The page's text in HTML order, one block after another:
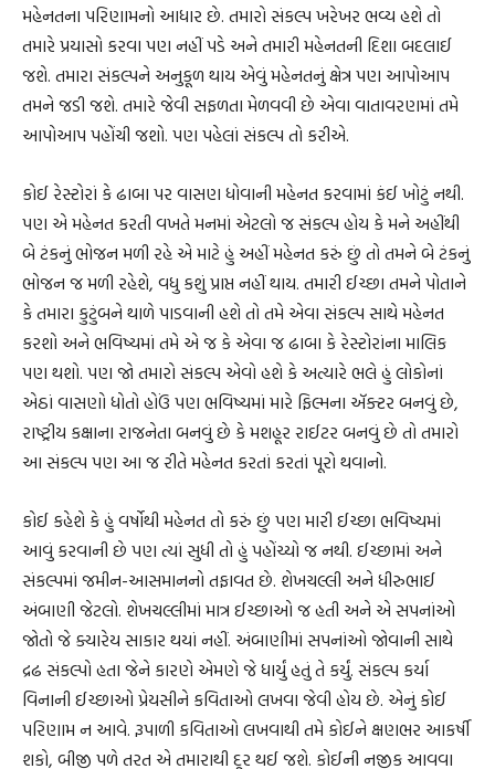
મહેનતના પરિણામનો આધાર છે. તમારો સંકલ્પ ખરેખર ભવ્ય હશે તો
તમારે પ્રયાસો કરવા પણ નહીં પડે અને તમારી મહેનતની દિશા બદલાઈ
જશે. તમારા સંકલ્પને અનુકૂળ થાય એવું મહેનતનું ક્ષેત્ર પણ આપોઆપ
તમને જડી જશે. તમારે જેવી સફળતા મેળવવી છે એવા વાતાવરણમાં તમે
આપોઆપ પહોંચી જશો. પણ પહેલાં સંકલ્પ તો કરીએ.
કોઈ રેસ્ટોરાં કે ઢાબા પર વાસણ ધોવાની મહેનત કરવામાં કંઈ ખોટું નથી.
પણ એ મહેનત કરતી વખતે મનમાં એટલો જ સંકલ્પ હોય કે મને અહીંથી
બે ટંકનું ભોજન મળી રહે એ માટે હું અહીં મહેનત કરું છું તો તમને બે ટંકનું
ભોજન જ મળી રહેશે, વધુ કશું પ્રાપ્ત નહીં થાય. તમારી ઈચ્છા તમને પોતાને
કે તમારા કુટુંબને થાળે પાડવાની હશે તો તમે એવા સંકલ્પ સાથે મહેનત
કરશો અને ભવિષ્યમાં તમે એ જ કે એવા જ ઢાબા કે રેસ્ટોરાંના માલિક
પણ થશો. પણ જો તમારો સંકલ્પ એવો હશે કે અત્યારે ભલે હું લોકોનાં
એઠાં વાસણો ધોતો હોઉં પણ ભવિષ્યમાં મારે ફિલ્મના ઍક્ટર બનવું છે,
રાષ્ટ્રીય કક્ષાના રાજનેતા બનવું છે કે મશહૂર રાઈટર બનવું છે તો તમારો
આ સંકલ્પ પણ આ જ રીતે મહેનત કરતાં કરતાં પૂરો થવાનો.
કોઈ કહેશે કે હું વર્ષોથી મહેનત તો કરું છું પણ મારી ઈચ્છા ભવિષ્યમાં
આવું કરવાની છે પણ ત્યાં સુધી તો હું પહોંચ્યો જ નથી. ઈચ્છામાં અને
સંકલ્પમાં જમીન-આસમાનનો તફાવત છે. શેખચલ્લી અને ધીરુભાઈ
અંબાણી જેટલો. શેખચલ્લીમાં માત્ર ઈચ્છાઓ જ હતી અને એ સપનાંઓ
જોતો જે ક્યારેય સાકાર થયાં નહીં. અંબાણીમાં સપનાંઓ જોવાની સાથે
દ્રઢ સંકલ્પો હતા જેને કારણે એમણે જે ધાર્યું હતું તે કર્યું. સંકલ્પ કર્યા
વિનાની ઈચ્છાઓ પ્રેયસીને કવિતાઓ લખવા જેવી હોય છે. એનું કોઈ
પરિણામ ન આવે. રૂપાળી કવિતાઓ લખવાથી તમે કોઈને ક્ષણભર આકર્ષી
શકો, બીજી પળે તરત એ તમારાથી દૂર થઈ જશે. કોઈની નજીક આવવા